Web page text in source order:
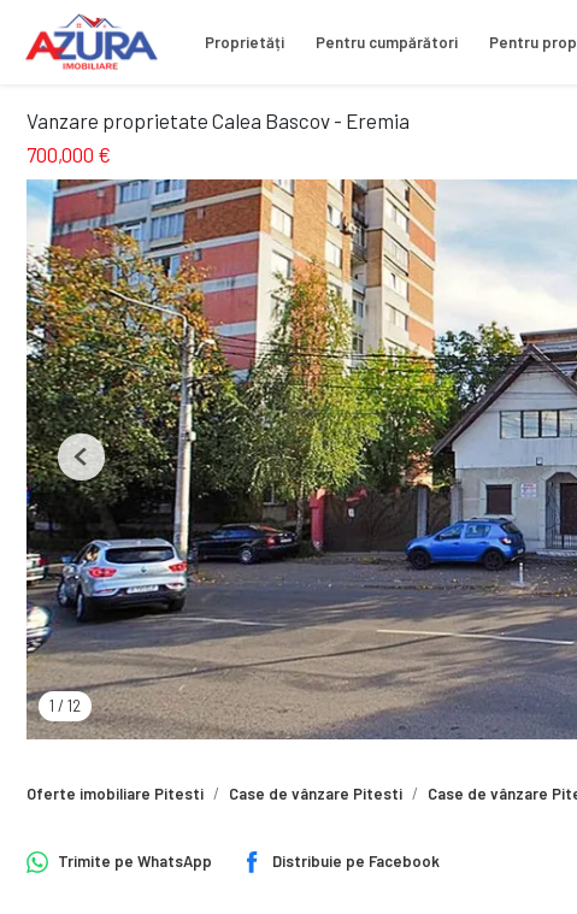
Proprietăți Pentru cumpărători Pentru
Vanzare proprietate Calea Bascov - Eremia
700,000 €
1 / 12
Previous
Oferte imobiliare Pitesti Case de vânzare Pitesti Case de vânzare
Trimite pe WhatsApp Distribuie pe Facebook